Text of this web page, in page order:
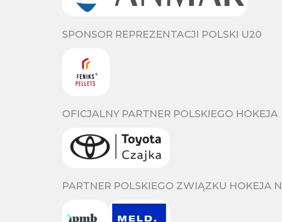
SPONSOR REPREZENTACJI POLSKI U20
OFICJALNY PARTNER POLSKIEGO HOKEJA
PARTNER POLSKIEGO ZWIĄZKU HOKEJA